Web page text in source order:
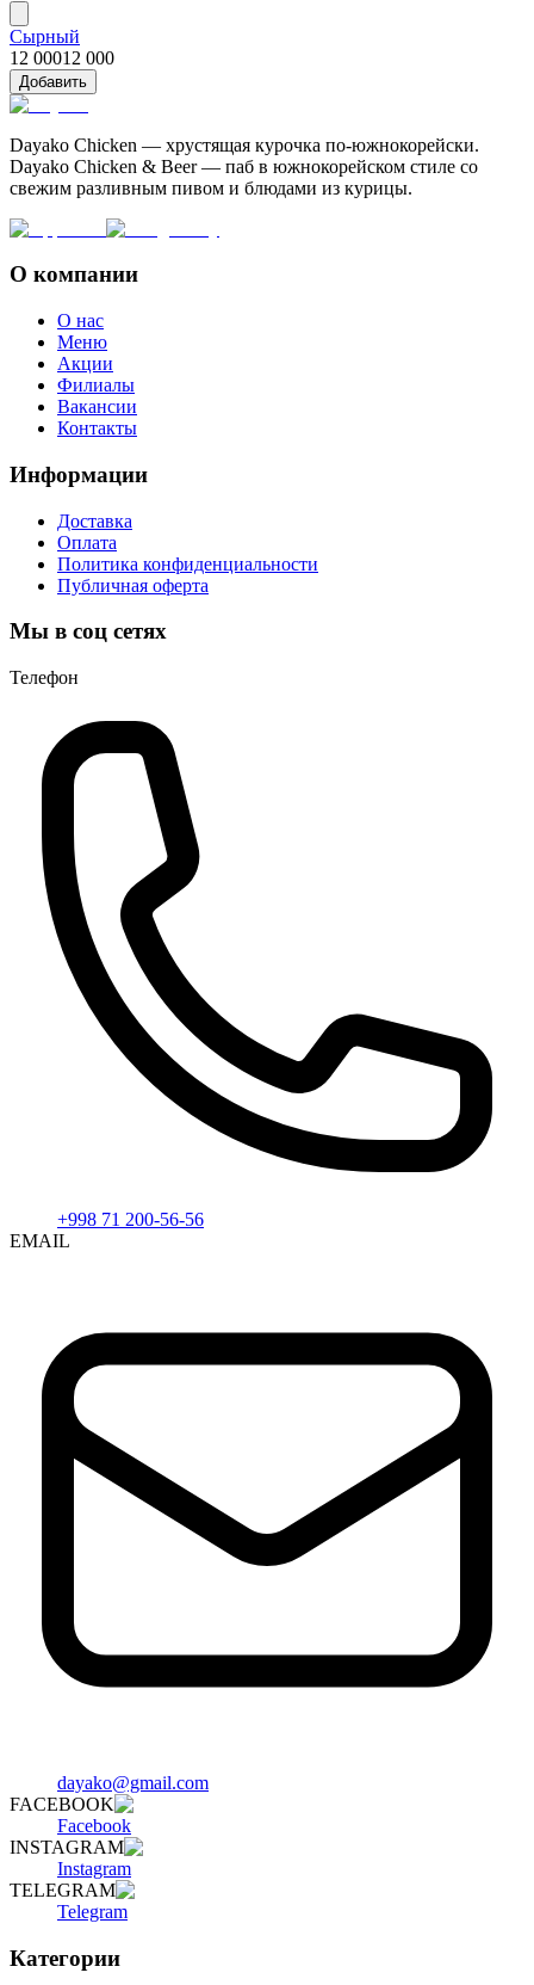
Сырный
12 00012 000
Добавить
Dayako Chicken — хрустящая курочка по-южнокорейски.
Dayako Chicken & Beer — паб в южнокорейском стиле со
свежим разливным пивом и блюдами из курицы.
О компании
О нас
Меню
Акции
Филиалы
Вакансии
Контакты
Информации
Доставка
Оплата
Политика конфиденциальности
Публичная оферта
Мы в соц сетях
Телефон
+998 71 200-56-56
EMAIL
dayako@gmail.com
FACEBOOK
Facebook
INSTAGRAM
Instagram
TELEGRAM
Telegram
Категории